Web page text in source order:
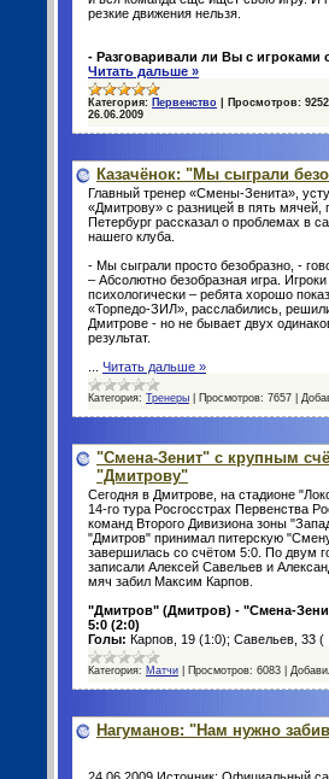
резкие движения нельзя.
- Разговаривали ли Вы с
Читать дальше »
Категория: Первенство Просмотров: 9252
26.06.2009
Казачёнок: "Мы сыграли
Главный тренер «Смены-Зенита»,
«Дмитрову» с разницей в пять мячей,
Петербург рассказал о проблемах в
нашего клуба.
- Мы сыграли просто безобразно, -
– Абсолютно безобразная игра.
психологически – ребята хорошо
«Торпедо-ЗИЛ», расслабились,
Дмитрове - но не бывает двух
результат.
Читать дальше »
Категория: Тренеры Просмотров: 7657
"Смена-Зенит" с крупным
"Дмитрову"
Сегодня в Дмитрове, на стадионе
14-го тура Росгосстрах Первенства
команд Второго Дивизиона зоны
"Дмитров" принимал питерскую
завершилась со счётом 5:0. По двум
записали Алексей Савельев и
мяч забил Максим Карпов.
"Дмитров" (Дмитров) - "Смена-
5:0 (2:0)
Голы: Карпов, 19 (1:0); Савельев, 33 (
Категория: Матчи Просмотров: 6083
Нагуманов: "Нам нужно